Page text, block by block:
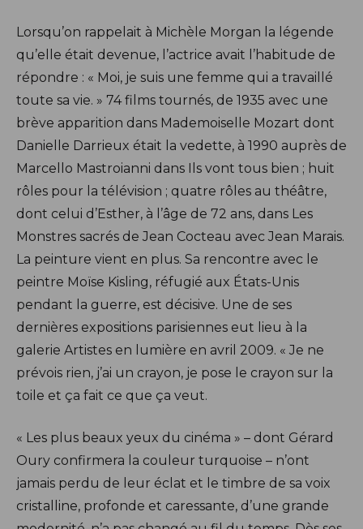
Lorsqu’on rappelait à Michèle Morgan la légende
qu’elle était devenue, l’actrice avait l’habitude de
répondre : « Moi, je suis une femme qui a travaillé
toute sa vie. » 74 films tournés, de 1935 avec une
brève apparition dans Mademoiselle Mozart dont
Danielle Darrieux était la vedette, à 1990 auprès de
Marcello Mastroianni dans Ils vont tous bien ; huit
rôles pour la télévision ; quatre rôles au théâtre,
dont celui d’Esther, à l’âge de 72 ans, dans Les
Monstres sacrés de Jean Cocteau avec Jean Marais.
La peinture vient en plus. Sa rencontre avec le
peintre Moïse Kisling, réfugié aux États-Unis
pendant la guerre, est décisive. Une de ses
dernières expositions parisiennes eut lieu à la
galerie Artistes en lumière en avril 2009. « Je ne
prévois rien, j’ai un crayon, je pose le crayon sur la
toile et ça fait ce que ça veut.
« Les plus beaux yeux du cinéma » – dont Gérard
Oury confirmera la couleur turquoise – n’ont
jamais perdu de leur éclat et le timbre de sa voix
cristalline, profonde et caressante, d’une grande